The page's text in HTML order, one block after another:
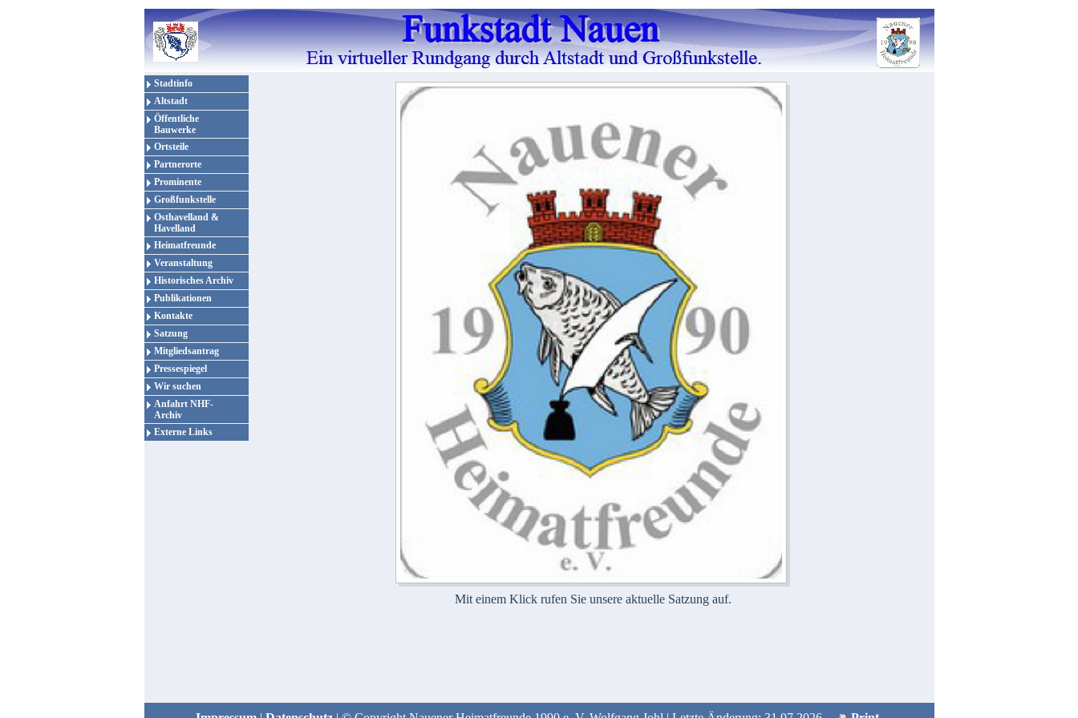
Stadtinfo
Altstadt
Öffentliche
Bauwerke
Ortsteile
Partnerorte
Prominente
Großfunkstelle
Osthavelland &
Havelland
Heimatfreunde
Veranstaltung
Historisches Archiv
Publikationen
Kontakte
Satzung
Mitgliedsantrag
Pressespiegel
Wir suchen
Anfahrt NHF-
Archiv
Externe Links
Mit einem Klick rufen Sie unsere aktuelle Satzung auf.